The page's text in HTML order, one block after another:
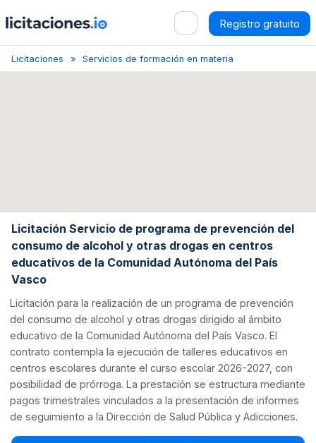
Registro gratuito
Licitaciones Servicios de formación en materia de salud y
Licitación Servicio de programa de prevención del
consumo de alcohol y otras drogas en centros
educativos de la Comunidad Autónoma del País
Vasco
Licitación para la realización de un programa de prevención
del consumo de alcohol y otras drogas dirigido al ámbito
educativo de la Comunidad Autónoma del País Vasco. El
contrato contempla la ejecución de talleres educativos en
centros escolares durante el curso escolar 2026-2027, con
posibilidad de prórroga. La prestación se estructura mediante
pagos trimestrales vinculados a la presentación de informes
de seguimiento a la Dirección de Salud Pública y Adicciones.